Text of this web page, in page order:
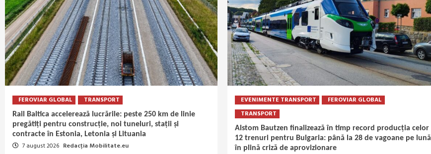
FEROVIAR GLOBAL TRANSPORT
Rail Baltica accelerează lucrările: peste 250 km de linie
pregătiți pentru construcție, noi tuneluri, stații și
contracte în Estonia, Letonia și Lituania
7 august 2026 Redacția Mobilitate.eu
EVENIMENTE TRANSPORT
FEROVIAR GLOBAL
TRANSPORT
Alstom Bautzen finalizează în timp record producția celor
12 trenuri pentru Bulgaria: până la 28 de vagoane pe lună
în plină criză de aprovizionare